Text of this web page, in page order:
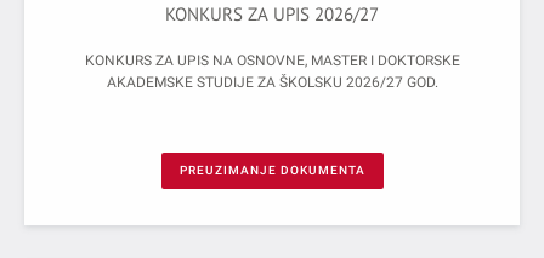
KONKURS ZA UPIS 2026/27
KONKURS ZA UPIS NA OSNOVNE, MASTER I DOKTORSKE
AKADEMSKE STUDIJE ZA ŠKOLSKU 2026/27 GOD.
PREUZIMANJE DOKUMENTA